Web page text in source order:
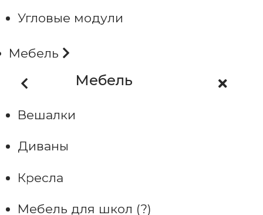
Угловые модули
Мебель
Мебель
Вешалки
Диваны
Кресла
Мебель для школ (?)